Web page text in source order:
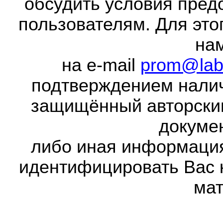
обсудить условия
пользователям. Для
на e-mail
подтверждением
защищённый
либо иная
идентифицировать Вас